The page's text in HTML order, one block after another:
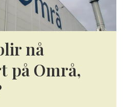
nå
på Områ,